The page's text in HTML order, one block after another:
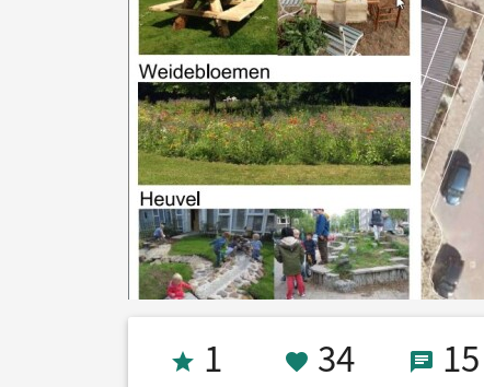
Populariteit 1
1 34 Keer
34 1515